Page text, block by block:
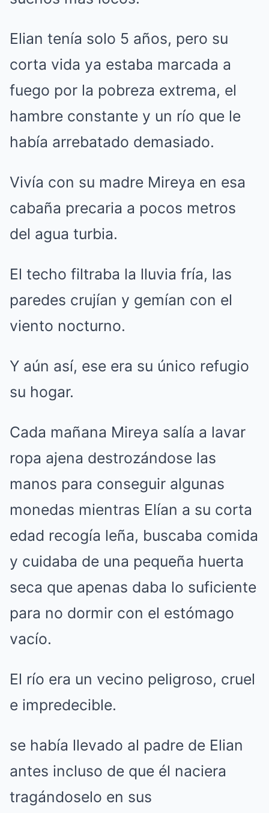
Elian tenía solo 5 años, pero su
corta vida ya estaba marcada a
fuego por la pobreza extrema, el
hambre constante y un río que le
había arrebatado demasiado.
Vivía con su madre Mireya en esa
cabaña precaria a pocos metros
del agua turbia.
El techo filtraba la lluvia fría, las
paredes crujían y gemían con el
viento nocturno.
Y aún así, ese era su único refugio
su hogar.
Cada mañana Mireya salía a lavar
ropa ajena destrozándose las
manos para conseguir algunas
monedas mientras Elían a su corta
edad recogía leña, buscaba comida
y cuidaba de una pequeña huerta
seca que apenas daba lo suficiente
para no dormir con el estómago
vacío.
El río era un vecino peligroso, cruel
e impredecible.
se había llevado al padre de Elian
antes incluso de que él naciera
tragándoselo en sus